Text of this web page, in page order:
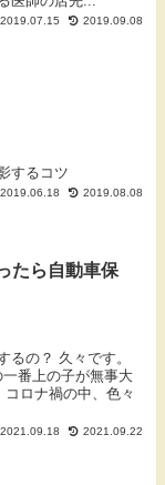
2019.07.15 2019.09.08
するコツ
2019.06.18 2019.08.08
たら自動車保
るの？ 久々です。
番上の子が無事大
ロナ禍の中、色々
2021.09.18 2021.09.22